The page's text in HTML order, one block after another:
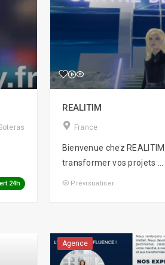
24h
REALITIM
France
Bienvenue chez
transformer vos projets ...
Prévisualiser
Agence